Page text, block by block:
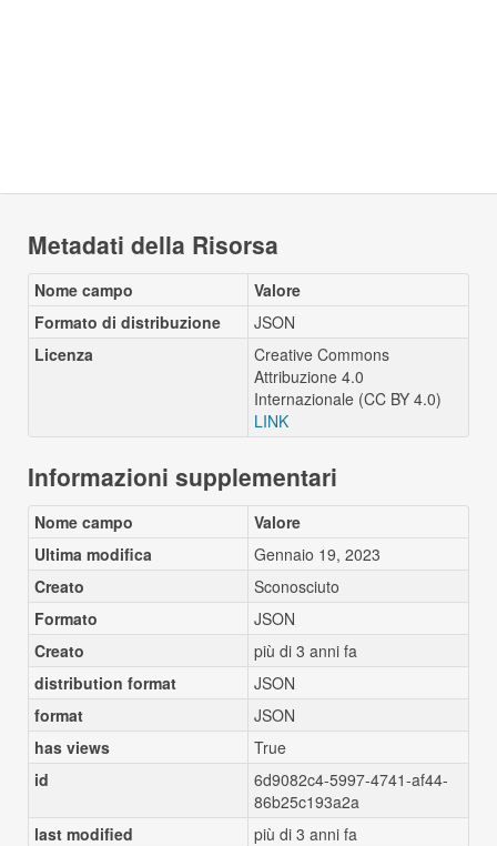
Metadati della Risorsa
Nome campo
Valore
Formato di distribuzione
JSON
Licenza
Creative Commons
Attribuzione 4.0
Internazionale (CC BY 4.0)
LINK
Informazioni supplementari
Nome campo
Valore
Ultima modifica
Gennaio 19, 2023
Creato
Sconosciuto
Formato
JSON
Creato
più di 3 anni fa
distribution format
JSON
format
JSON
has views
True
id
6d9082c4-5997-4741-af44-
86b25c193a2a
last modified
più di 3 anni fa